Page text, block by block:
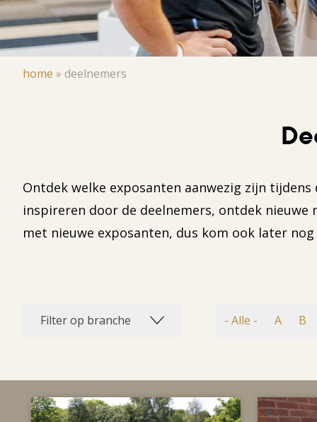
Kruimelpad
home » deelnemers
Ontdek welke exposanten aanwezig zijn
inspireren door de deelnemers, ontdek
met nieuwe exposanten, dus kom ook later
Filter op branche - Alle - A B